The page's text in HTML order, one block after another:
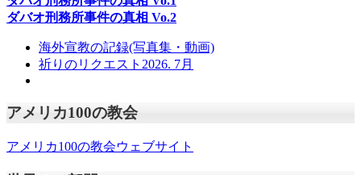
ダバオ刑務所事件の真相 Vo.2
海外宣教の記録(写真集・動画)
祈りのリクエスト2026. 7月
アメリカ100の教会
アメリカ100の教会ウェブサイト